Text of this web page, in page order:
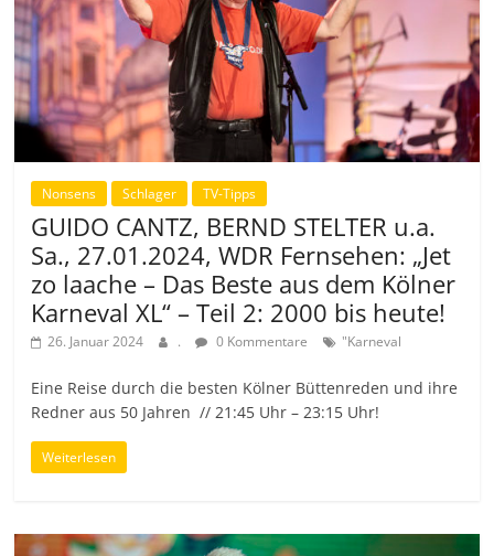
Nonsens Schlager TV-Tipps
GUIDO CANTZ, BERND STELTER u.a.
Sa., 27.01.2024, WDR Fernsehen: „Jet
zo laache – Das Beste aus dem Kölner
Karneval XL“ – Teil 2: 2000 bis heute!
26. Januar 2024 . 0 Kommentare "Karneval
Eine Reise durch die besten Kölner Büttenreden und ihre
Redner aus 50 Jahren // 21:45 Uhr – 23:15 Uhr!
Weiterlesen